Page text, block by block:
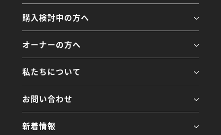
購入検討中の方へ
オーナーの方へ
私たちについて
お問い合わせ
新着情報